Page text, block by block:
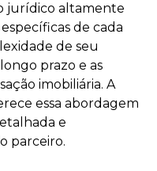
jurídico altamente
de cada
de seu
prazo e as
imobiliária. A
essa abordagem
e
parceiro.